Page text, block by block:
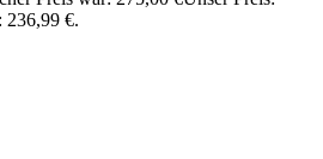
236,99 €.